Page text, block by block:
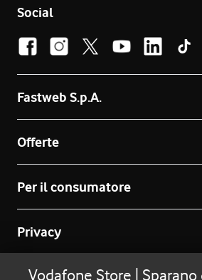
Vodafone Store | Sparano
Social
Fastweb S.p.A.
Offerte
Per il consumatore
Privacy